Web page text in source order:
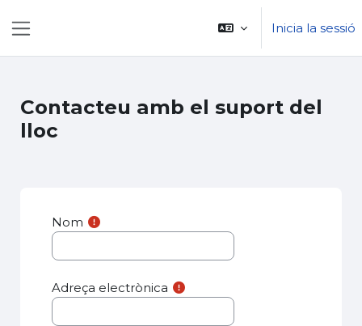
Inicia la sessió
Contacteu amb el suport del
lloc
Nom
Adreça electrònica